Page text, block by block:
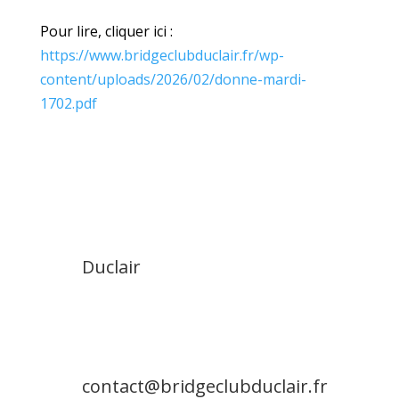
Pour lire, cliquer ici :
https://www.bridgeclubduclair.fr/wp-
content/uploads/2026/02/donne-mardi-
1702.pdf
Duclair
contact@bridgeclubduclair.fr